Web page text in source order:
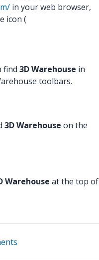
in your web browser,
icon (
find 3D Warehouse in
toolbars.
3D Warehouse on the
Warehouse at the top of